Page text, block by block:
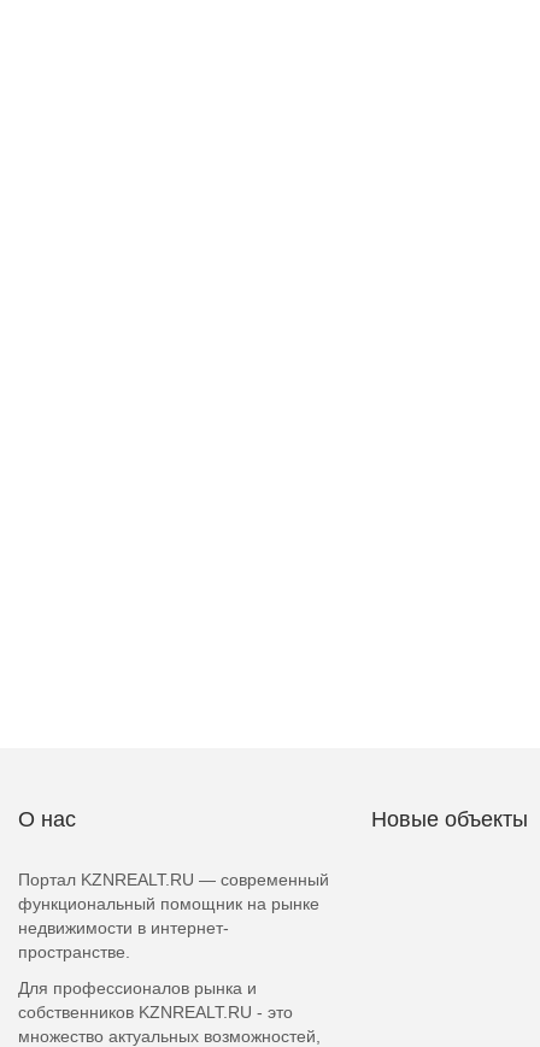
О нас
Портал KZNREALT.RU — современный
функциональный помощник на рынке
недвижимости в интернет-
пространстве.
Для профессионалов рынка и
собственников KZNREALT.RU - это
множество актуальных возможностей,
Новые объекты